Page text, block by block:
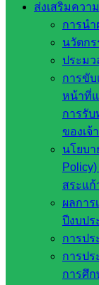
ส่งเสริมควา
การนำ
นวัตกร
ประมว
การขับ
หน้าที่
การรั
ของเจ้
นโยบ
สระแก้
ผลการ
ปีงบปร
การปร
การปร
การศึ
สำนักงาน
กรรมการ
อาชีวศึกษา